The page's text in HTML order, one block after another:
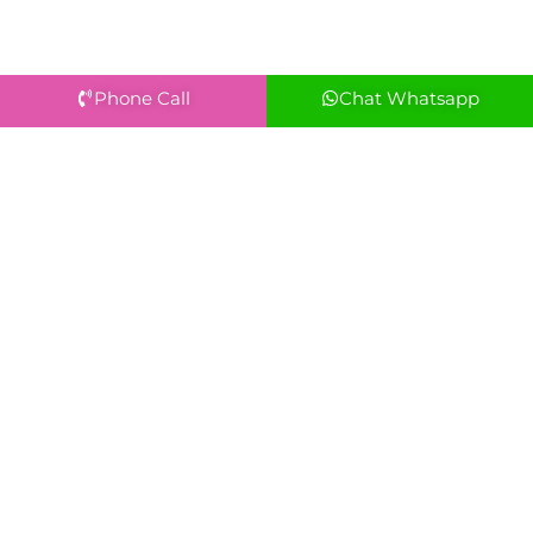
Phone Call Chat Whatsapp